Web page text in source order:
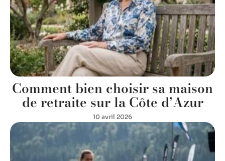
Comment bien choisir sa maison
de retraite sur la Côte d’Azur
10 avril 2026